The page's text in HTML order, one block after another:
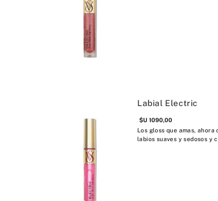
Labial Electric
$U 1090,00
Los gloss que amas,
labios suaves y sedosos y